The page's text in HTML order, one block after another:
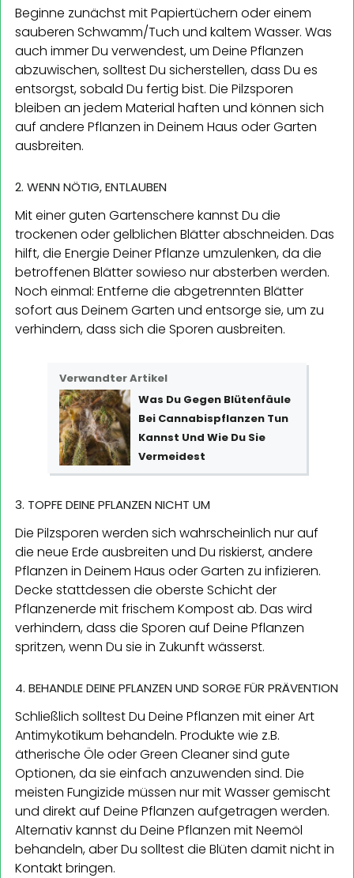
Beginne zunächst mit Papiertüchern oder einem
sauberen Schwamm/Tuch und kaltem Wasser. Was
auch immer Du verwendest, um Deine Pflanzen
abzuwischen, solltest Du sicherstellen, dass Du es
entsorgst, sobald Du fertig bist. Die Pilzsporen
bleiben an jedem Material haften und können sich
auf andere Pflanzen in Deinem Haus oder Garten
ausbreiten.
2. WENN NÖTIG, ENTLAUBEN
Mit einer guten Gartenschere kannst Du die
trockenen oder gelblichen Blätter abschneiden. Das
hilft, die Energie Deiner Pflanze umzulenken, da die
betroffenen Blätter sowieso nur absterben werden.
Noch einmal: Entferne die abgetrennten Blätter
sofort aus Deinem Garten und entsorge sie, um zu
verhindern, dass sich die Sporen ausbreiten.
Verwandter Artikel
Was Du Gegen Blütenfäule
Bei Cannabispflanzen Tun
Kannst Und Wie Du Sie
Vermeidest
3. TOPFE DEINE PFLANZEN NICHT UM
Die Pilzsporen werden sich wahrscheinlich nur auf
die neue Erde ausbreiten und Du riskierst, andere
Pflanzen in Deinem Haus oder Garten zu infizieren.
Decke stattdessen die oberste Schicht der
Pflanzenerde mit frischem Kompost ab. Das wird
verhindern, dass die Sporen auf Deine Pflanzen
spritzen, wenn Du sie in Zukunft wässerst.
4. BEHANDLE DEINE PFLANZEN UND SORGE FÜR PRÄVENTION
Schließlich solltest Du Deine Pflanzen mit einer Art
Antimykotikum behandeln. Produkte wie z.B.
ätherische Öle oder Green Cleaner sind gute
Optionen, da sie einfach anzuwenden sind. Die
meisten Fungizide müssen nur mit Wasser gemischt
und direkt auf Deine Pflanzen aufgetragen werden.
Alternativ kannst du Deine Pflanzen mit Neemöl
behandeln, aber Du solltest die Blüten damit nicht in
Kontakt bringen.